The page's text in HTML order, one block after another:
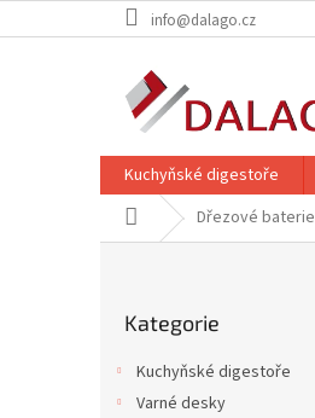
na
info@dalago.cz
Kuchyňské digestoře
Domů Dřezové baterie
kategorie
Kategorie
Kuchyňské digestoře
Varné desky